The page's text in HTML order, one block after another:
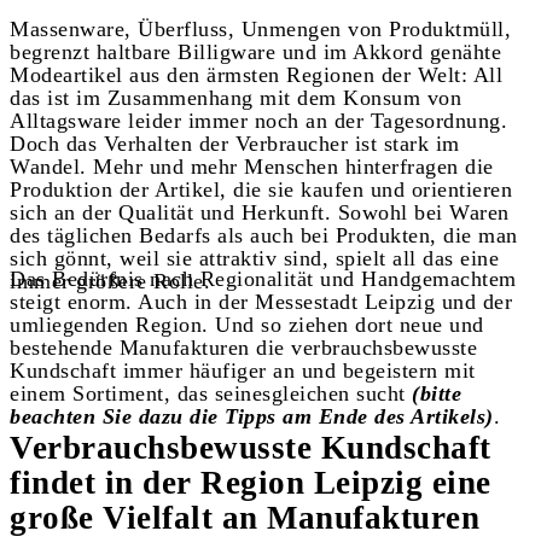
Massenware, Überfluss, Unmengen von Produktmüll,
begrenzt haltbare Billigware und im Akkord genähte
Modeartikel aus den ärmsten Regionen der Welt: All
das ist im Zusammenhang mit dem Konsum von
Alltagsware leider immer noch an der Tagesordnung.
Doch das Verhalten der Verbraucher ist stark im
Wandel. Mehr und mehr Menschen hinterfragen die
Produktion der Artikel, die sie kaufen und orientieren
sich an der Qualität und Herkunft. Sowohl bei Waren
des täglichen Bedarfs als auch bei Produkten, die man
sich gönnt, weil sie attraktiv sind, spielt all das eine
immer größere Rolle.
Das Bedürfnis nach Regionalität und Handgemachtem
steigt enorm. Auch in der Messestadt Leipzig und der
umliegenden Region. Und so ziehen dort neue und
bestehende Manufakturen die verbrauchsbewusste
Kundschaft immer häufiger an und begeistern mit
einem Sortiment, das seinesgleichen sucht (bitte
beachten Sie dazu die Tipps am Ende des Artikels).
Verbrauchsbewusste Kundschaft
findet in der Region Leipzig eine
große Vielfalt an Manufakturen